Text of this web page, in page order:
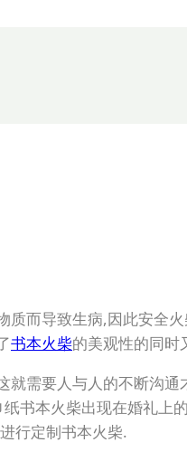
而导致生病,因此安全
书本火柴的美观性的同时
需要人与人的不断沟
书本火柴出现在婚礼上
行定制书本火柴.